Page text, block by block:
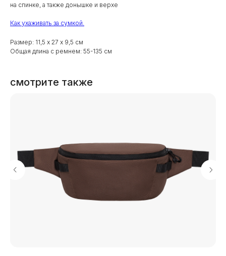
на спинке, а также донышке и верхе
Как ухаживать за сумкой.
Размер: 11,5 х 27 х 9,5 см
Общая длина с ремнем: 55-135 см
смотрите также